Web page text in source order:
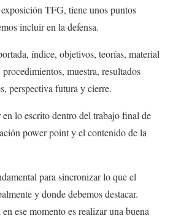
TFG, tiene unos puntos
incluir en la defensa.
índice, objetivos, teorías, material
muestra, resultados
perspectiva futura y cierre.
en lo escrito dentro del trabajo final de
power point y el contenido de la
para sincronizar lo que el
y donde debemos destacar.
ese momento es realizar una buena